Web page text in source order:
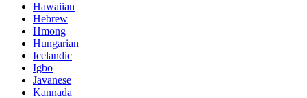
Hawaiian
Hebrew
Hmong
Hungarian
Icelandic
Igbo
Javanese
Kannada